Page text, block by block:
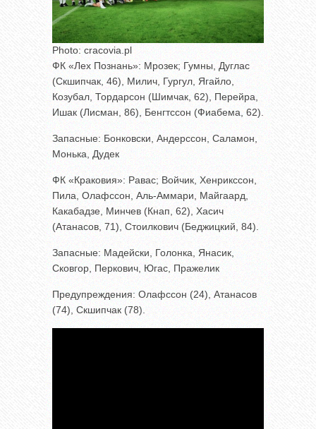
Photo: cracovia.pl
ФК «Лех Познань»: Мрозек; Гумны, Дуглас
(Скшипчак, 46), Милич, Гургул, Ягайло,
Козубал, Тордарсон (Шимчак, 62), Перейра,
Ишак (Лисман, 86), Бенгтссон (Фиабема, 62).
Запасные: Бонковски, Андерссон, Саламон,
Монька, Дудек
ФК «Краковия»: Равас; Войчик, Хенрикссон,
Пила, Олафссон, Аль-Аммари, Майгаард,
Какабадзе, Минчев (Кнап, 62), Хасич
(Атанасов, 71), Стоилкович (Беджицкий, 84).
Запасные: Мадейски, Голонка, Янасик,
Сковгор, Перкович, Югас, Пражелик
Предупреждения: Олафссон (24), Атанасов
(74), Скшипчак (78).